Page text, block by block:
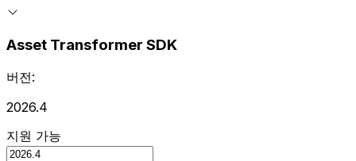
Asset Transformer SDK
버전:
2026.4
지원 가능